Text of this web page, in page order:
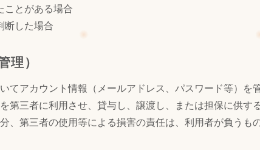
ことがある場合
断した場合
理）
てアカウント情報（メールアドレス、パスワード等）を
第三者に利用させ、貸与し、譲渡し、または担保に供す
、第三者の使用等による損害の責任は、利用者が負うも